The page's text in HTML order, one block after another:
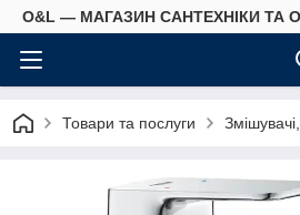
O&L — МАГАЗИН САНТЕХНІКИ ТА
Товари та послуги